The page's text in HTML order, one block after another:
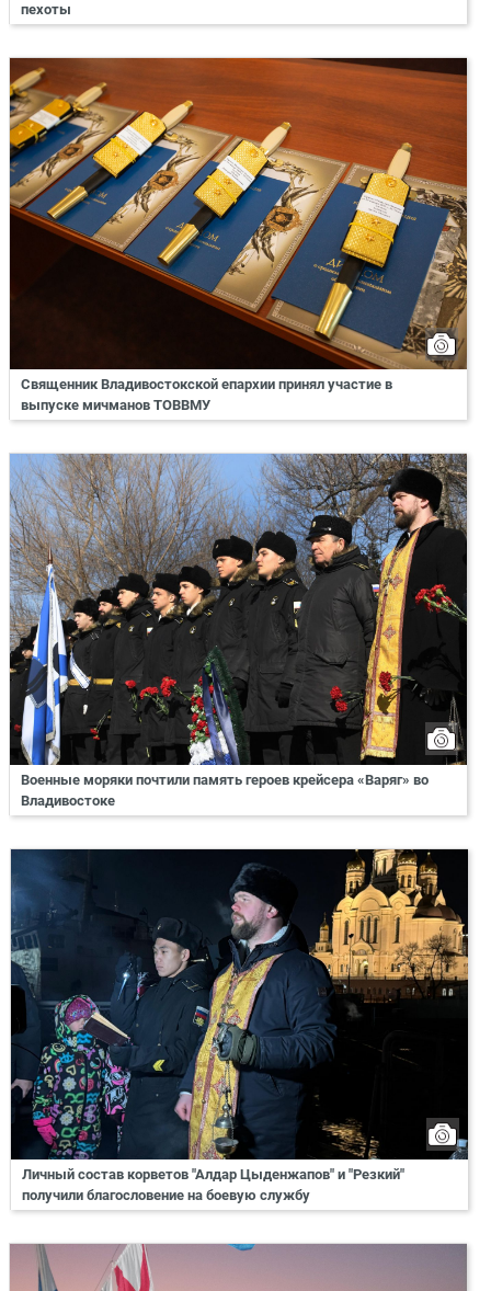
пехоты
Священник Владивостокской епархии принял участие в
выпуске мичманов ТОВВМУ
Военные моряки почтили память героев крейсера «Варяг» во
Владивостоке
Личный состав корветов "Алдар Цыденжапов" и "Резкий"
получили благословение на боевую службу